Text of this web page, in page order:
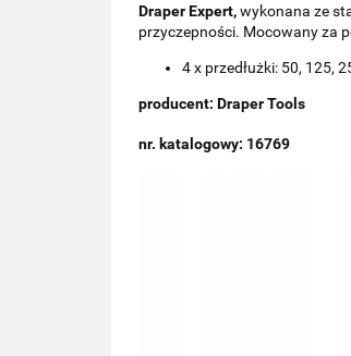
Draper Expert,wykonana ze
przyczepności. Mocowany za
4 x przedłużki: 50, 125,
producent: Draper Tools
nr. katalogowy: 16769